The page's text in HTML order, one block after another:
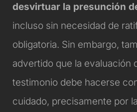
desvirtuar la presunción
incluso sin necesidad de
obligatoria. Sin embargo,
advertido que la evaluación
testimonio debe hacerse
cuidado, precisamente por la